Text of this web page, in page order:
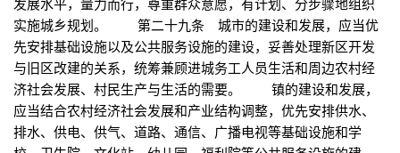
实施城乡规划。 第二十九条 城市的建设和发展，应当优
先安排基础设施以及公共服务设施的建设，妥善处理新区开发
与旧区改建的关系，统筹兼顾进城务工人员生活和周边农村经
济社会发展、村民生产与生活的需要。 镇的建设和发展，
应当结合农村经济社会发展和产业结构调整，优先安排供水、
排水、供电、供气、道路、通信、广播电视等基础设施和学